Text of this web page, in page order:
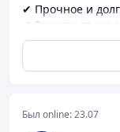
✔ Прочное и
✔ Защита от
✔ Большой
✔ Ровная и
✔ Подходит для
• мебельные
Был online:23.07